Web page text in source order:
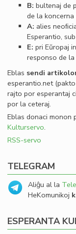
B: bultenaj de
de la
A: alies
Esperantio,
E: pri Eŭropaj
responso de
Eblas sendi
esperantio.net
rajto por esperantaj
por la ceteraj.
Eblas donaci monon
Kulturservo.
RSS-servo
TELEGRAM
Aliĝu al la
HeKomunikoj
ESPERANTA